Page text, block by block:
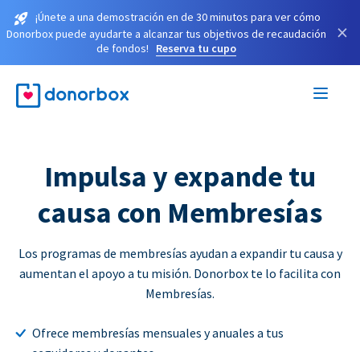
¡Únete a una demostración en de 30 minutos para ver cómo
Donorbox puede ayudarte a alcanzar tus objetivos de recaudación
de fondos!
Reserva tu cupo
×
Impulsa y expande tu
causa con Membresías
Los programas de membresías ayudan a expandir tu causa y
aumentan el apoyo a tu misión. Donorbox te lo facilita con
Membresías.
Ofrece membresías mensuales y anuales a tus